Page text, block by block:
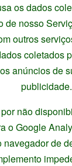
os dados
de nosso
outros
coletados
anúncios de
publicidade.
não
o Google
navegador de